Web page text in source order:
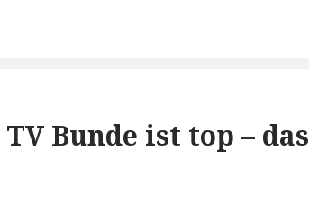
Bunde ist top – das